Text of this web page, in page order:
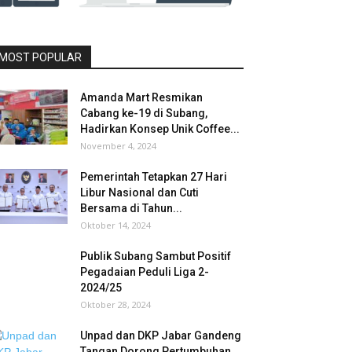
POPULAR
Amanda Mart Resmikan
Cabang ke-19 di Subang,
Hadirkan Konsep Unik Coffee...
November 4, 2024
Pemerintah Tetapkan 27 Hari
Libur Nasional dan Cuti
Bersama di Tahun...
Oktober 14, 2024
Publik Subang Sambut Positif
Pegadaian Peduli Liga 2-
2024/25
Oktober 28, 2024
Unpad dan DKP Jabar Gandeng